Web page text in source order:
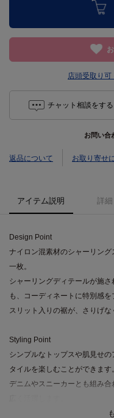
店頭受取り可
チャット相談をする
お問い合
返品について お取り寄せ
アイテム説明 詳細
Design Point
ナイロン混素材のシャーリン
一枚。
シャーリングディテールが施
も、コーディネートに特別感を
スリット入りの裾が、さりげな
Styling Point
シンプルなトップスや肌見せ
タイルを楽しむことができます。
デニムやスニーカーとも組み
同素材のギャザードルマンフ